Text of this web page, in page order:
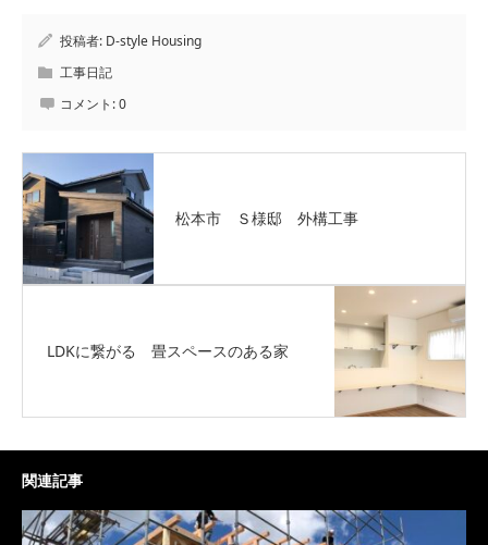
投稿者: D-style Housing
工事日記
コメント:0
松本市 Ｓ様邸 外構工事
LDKに繋がる 畳スペースのある家
関連記事